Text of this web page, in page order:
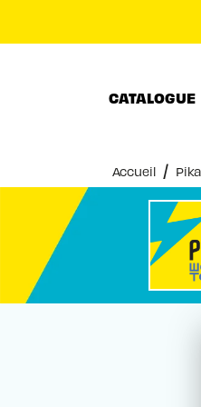
CATALOGUE
Accueil /